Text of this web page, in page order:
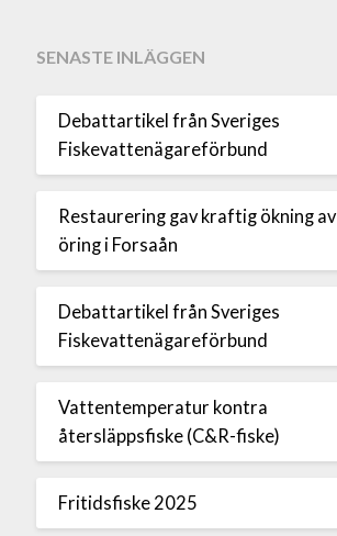
SENASTE INLÄGGEN
Debattartikel från Sveriges
Fiskevattenägareförbund
Restaurering gav kraftig ökning av
öring i Forsaån
Debattartikel från Sveriges
Fiskevattenägareförbund
Vattentemperatur kontra
återsläppsfiske (C&R-fiske)
Fritidsfiske 2025